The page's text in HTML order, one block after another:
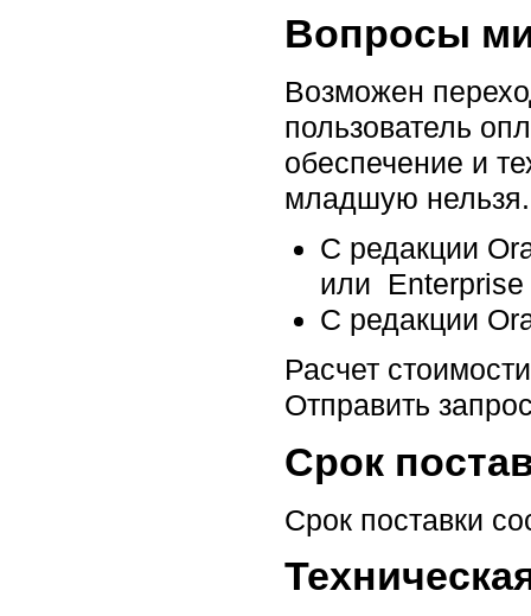
Вопросы
Возможен
пользователь
обеспечение и
младшую
С редакции
или Enterprise
С редакции
Расчет
Отправить
Срок
Cрок поставки